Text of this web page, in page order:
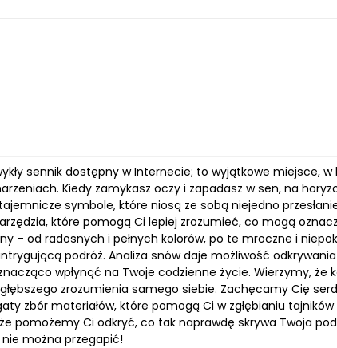
sennik dostępny w Internecie; to wyjątkowe miejsce,
Kiedy zamykasz oczy i zapadasz w sen, na
symbole, które niosą ze sobą niejedno
które pomogą Ci lepiej zrozumieć, co mogą
– od radosnych i pełnych kolorów, po te mroczne i
podróż. Analiza snów daje możliwość
wpłynąć na Twoje codzienne życie. Wierzymy, że
zrozumienia samego siebie. Zachęcamy Cię
zbór materiałów, które pomogą Ci w zgłębianiu tajników
pomożemy Ci odkryć, co tak naprawdę skrywa Twoja
nie można przegapić!